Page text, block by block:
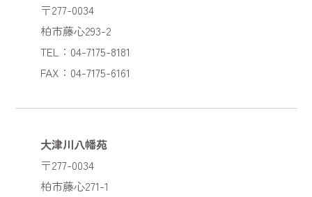
〒277-0034
柏市藤心293-2
TEL：04-7175-8181
FAX：04-7175-6161
大津川八幡苑
〒277-0034
柏市藤心271-1